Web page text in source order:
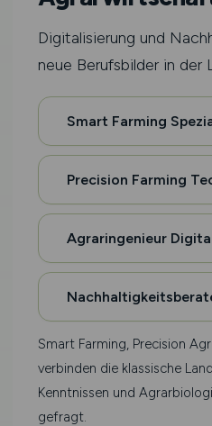
Digitalisierung und
neue Berufsbilder in der
Smart Farming
Precision Farming
Agraringenieur
Smart Farming, Precision
verbinden die klassische
Kenntnissen und
gefragt.